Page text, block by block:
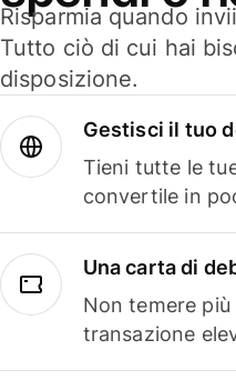
Risparmia quando
Tutto ciò di cui hai
disposizione.
Gestisci il tuo
Tieni tutte le
convertile in
Una carta di
Non temere
transazione